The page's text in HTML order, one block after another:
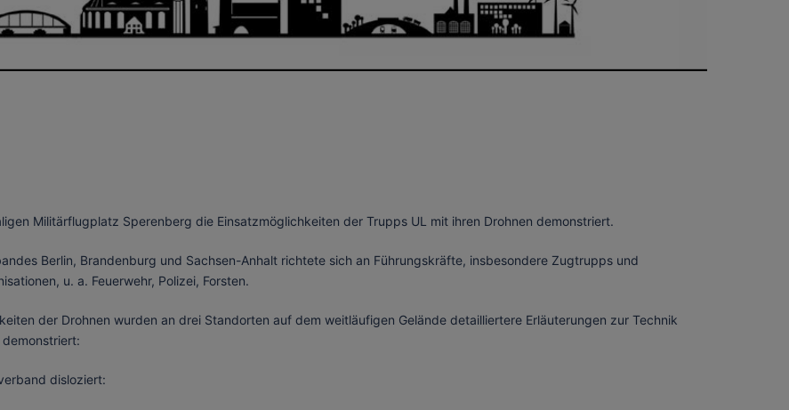
Militärflugplatz Sperenberg die Einsatzmöglichkeiten der Trupps UL mit ihren Drohnen demonstriert.
Berlin, Brandenburg und Sachsen-Anhalt richtete sich an Führungskräfte, insbesondere Zugtrupps und
u. a. Feuerwehr, Polizei, Forsten.
der Drohnen wurden an drei Standorten auf dem weitläufigen Gelände detailliertere Erläuterungen zur Technik
disloziert: